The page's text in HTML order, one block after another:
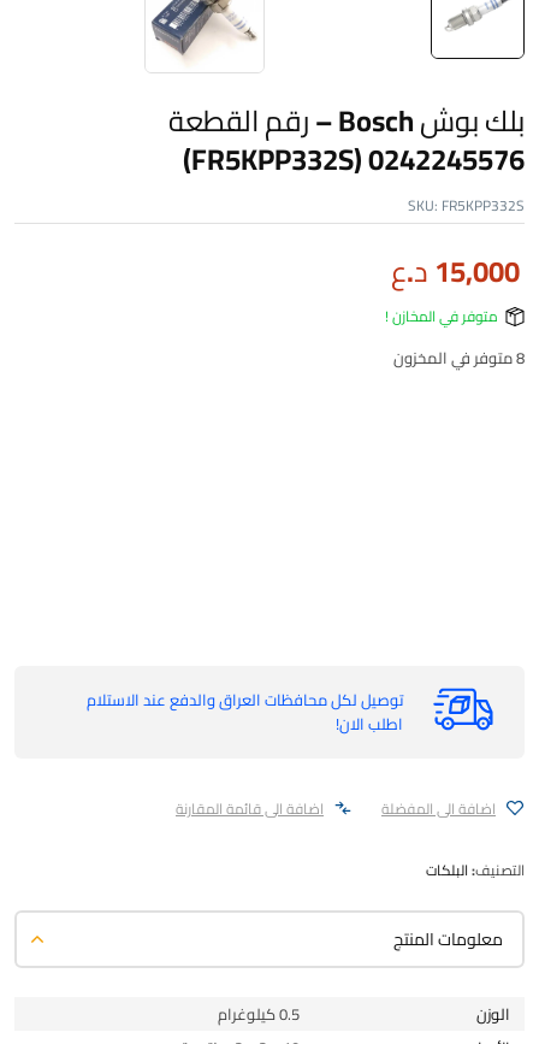
بلك بوش Bosch – رقم القطعة
0242245576 (FR5KPP332S)
SKU: FR5KPP332S
15,000د.ع
متوفر في المخازن !
8 متوفر في المخزون
توصيل لكل محافظات العراق والدفع عند الاستلام
اطلب الان!
اضافة الى المفضلة اضافة الى قائمة المقارنة
التصنيف:البلكات
معلومات المنتج
الوزن
0.5 كيلوغرام